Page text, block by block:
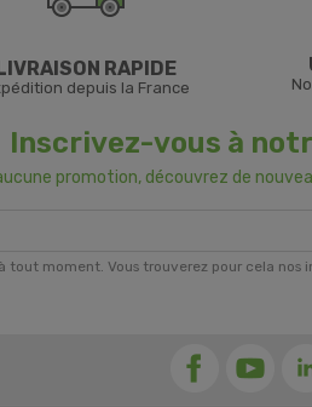
RAPIDE
depuis la France
Inscrivez-vous à
promotion, découvrez de
tout moment. Vous trouverez pour cela